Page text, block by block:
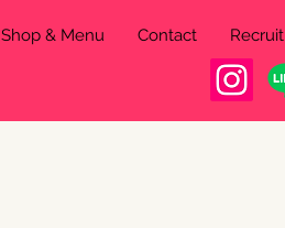
Shop & Menu Contact Recruit